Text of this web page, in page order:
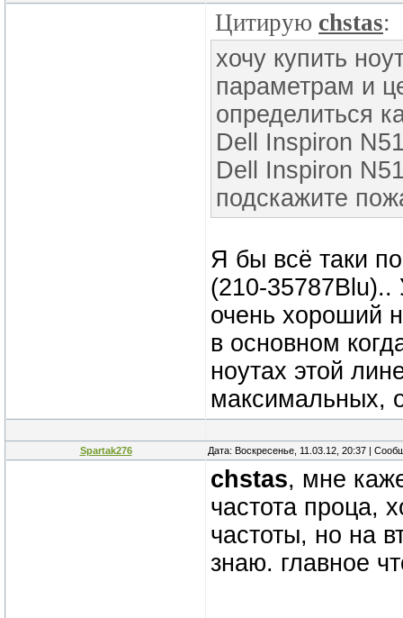
Цитирую chstas:
хочу купить
параметрам и
определиться
Dell Inspiron
Dell Inspiron
подскажите
Я бы всё таки
(210-35787Blu)..
очень хороший
в основном
ноутах этой
максимальных,
Spartak276 Дата: Воскресенье, 11.03.12, 20:37 |
chstas, мне
частота проца,
частоты, но на
знаю. главное